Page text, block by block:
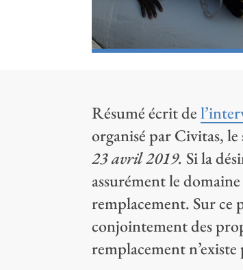
Résumé écrit de
organisé par Civitas,
23 avril 2019. Si la
assurément le
remplacement. Sur ce
conjointement des
remplacement n’existe